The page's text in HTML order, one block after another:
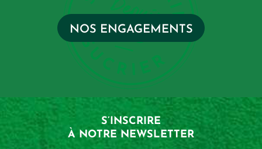
NOS ENGAGEMENTS
S’INSCRIRE
À NOTRE NEWSLETTER